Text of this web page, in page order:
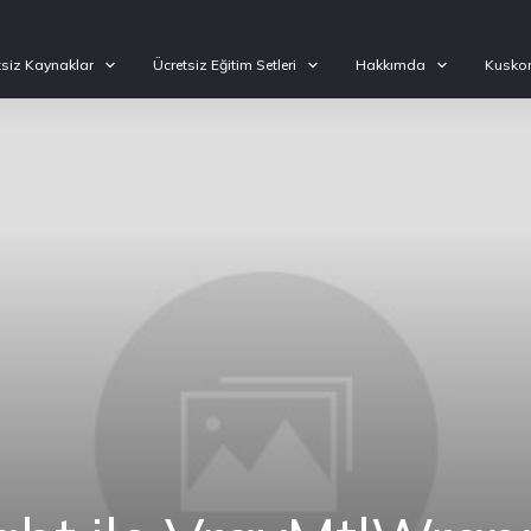
Kaynaklar Ücretsiz Eğitim Setleri Hakkımda